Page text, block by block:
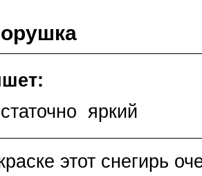
яркий
этот снегирь